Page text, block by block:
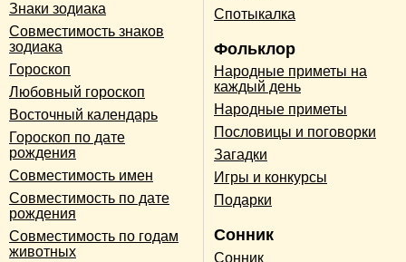
Знаки зодиака
Совместимость знаков
зодиака
Гороскоп
Любовный гороскоп
Восточный календарь
Гороскоп по дате
рождения
Совместимость имен
Совместимость по дате
рождения
Совместимость по годам
животных
Спотыкалка
Фольклор
Народные приметы на
каждый день
Народные приметы
Пословицы и поговорки
Загадки
Игры и конкурсы
Подарки
Сонник
Сонник